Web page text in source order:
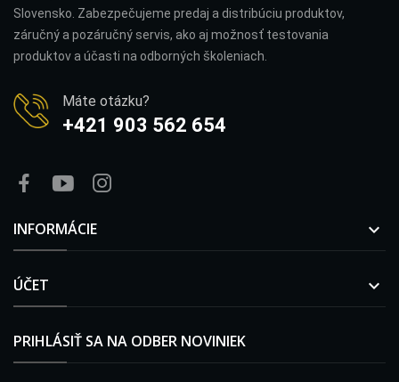
Slovensko. Zabezpečujeme predaj a distribúciu produktov,
záručný a pozáručný servis, ako aj možnosť testovania
produktov a účasti na odborných školeniach.
Máte otázku?
+421 903 562 654
INFORMÁCIE 
ÚČET 
PRIHLÁSIŤ SA NA ODBER NOVINIEK